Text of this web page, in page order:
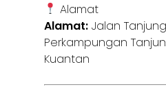
Alamat
Alamat: Jalan
Perkampungan
Kuantan